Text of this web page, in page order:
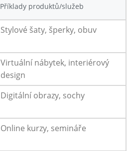
Příklady produktů/služeb
Stylové šaty, šperky, obuv
Virtuální nábytek, interiérový
design
Digitální obrazy, sochy
Online kurzy, semináře